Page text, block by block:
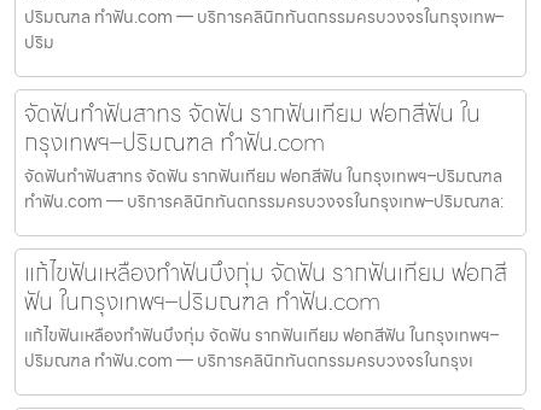
ปริมณฑล ทำฟัน.com — บริการคลินิกทันตกรรมครบวงจรในกรุงเทพ–
ปริม
จัดฟันทำฟันสาทร จัดฟัน รากฟันเทียม ฟอกสีฟัน ใน
กรุงเทพฯ–ปริมณฑล ทำฟัน.com
จัดฟันทำฟันสาทร จัดฟัน รากฟันเทียม ฟอกสีฟัน ในกรุงเทพฯ–ปริมณฑล
ทำฟัน.com — บริการคลินิกทันตกรรมครบวงจรในกรุงเทพ–ปริมณฑล:
แก้ไขฟันเหลืองทำฟันบึงกุ่ม จัดฟัน รากฟันเทียม ฟอกสี
ฟัน ในกรุงเทพฯ–ปริมณฑล ทำฟัน.com
แก้ไขฟันเหลืองทำฟันบึงกุ่ม จัดฟัน รากฟันเทียม ฟอกสีฟัน ในกรุงเทพฯ–
ปริมณฑล ทำฟัน.com — บริการคลินิกทันตกรรมครบวงจรในกรุงเ